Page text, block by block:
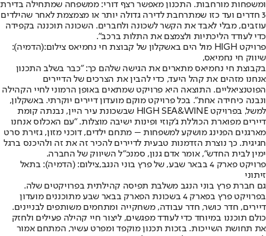
ומשפחות מורחבות. התכנון מאפשר רצף דורי: ממשפחה שמתחילה בדירת
3 חדרים ועד כזו שמתרחבת לדירה גדולה יותר או מצמצמת לאחר שהילדים
עוזבים, מבלי לאבד את הקשר לשכונה ולחברים. השכונה תוכננה בקפידה
כדי לעודד הליכתיות ולצמצם את התלות ברכב".
פרויקט HIGH מול הים באשקלון של קבוצת חי נחמיאס צילום:(הדמיה):
שיווק חי נחמיאס,
בקבוצת חי נחמיאס מתארים את הגישה שלהם כך: "כבר בשלב התכנון
אנחנו מזהים את קהל היעד, כדי להבין את הצרכים של הדיירים
הפוטנציאליים. התוצאה היא פרויקט שמתאים באופן הרמוני לחיי הקהילה
ונבנה כיחידה אחת". בכל פרויקט מוקם מועדון דיירים יוקרתי. באשקלון,
למשל, בפרויקט HIGH SEA&WINE שבשכונת עיר היין, נבנתה קומת
דיירים מפוארת הכוללת ג'קוזי ופינות ישיבה מוצלות. "עם האכלוס אנחנו
מארגנים הפנינג מושקע למשפחות – מתחם ילדים, דוכני מזון, גזירת סרט
חגיגית. כך נוצרת הזדמנות טבעית לדיירים להכיר זה את זה ולהיכנס ברגל
ימין לבית החדש", אומר אדם גנון, סמנכ"ל השיווק של החברה.
פרויקט פארק 4 בבאר שבע, של פרץ בוני הנגב,צילום: (הדמיה): בתאל
זיתוני
גם חברת פרץ בוני הנגב משלבת תפיסה קהילתית בפרויקטים שלה.
בפרויקט פרץ בפארק 4 בשכונת הפארק בבאר שבע מתוכננים מועדון
דיירים, חדר כושר, חדר עבודה, משחקייה ומתחמים משותפים לבניינים.
כולם תוכננו במיוחד כדי לעודד מפגשים, ליצור חיי קהילה פעילים ולחזק
את תחושת השייכות. בזכות תכנון מוקפד ומפרט עשיר, המתחם אמור